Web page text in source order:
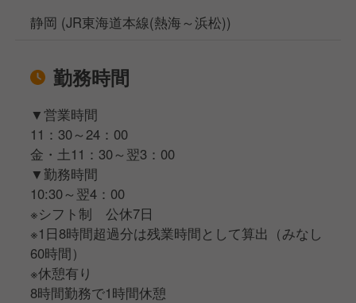
静岡 (JR東海道本線(熱海～浜松))
勤務時間
▼営業時間
11：30～24：00
金・土11：30～翌3：00
▼勤務時間
10:30～翌4：00
※シフト制 公休7日
※1日8時間超過分は残業時間として算出（みなし
60時間）
※休憩有り
8時間勤務で1時間休憩